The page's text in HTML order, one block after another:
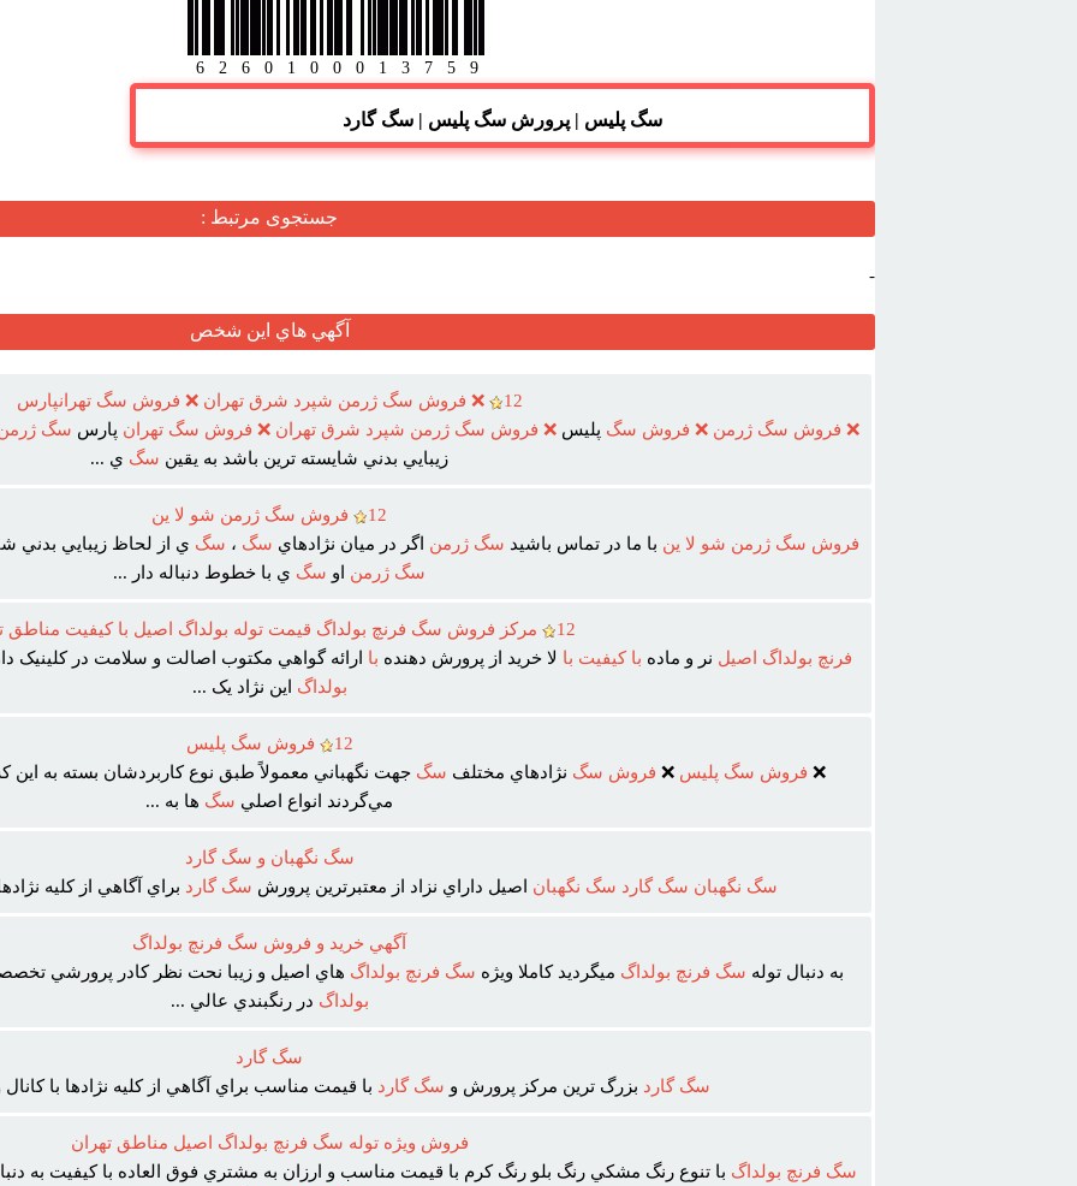
6260100013759
سگ پليس | پرورش سگ پليس | سگ گارد
جستجوی مرتبط :
-
آگهي هاي اين شخص
12
❌ فروش سگ ژرمن شپرد شرق تهران ❌ فروش سگ تهرانپارس
❌ فروش سگ ژرمن ❌ فروش سگ پليس ❌ فروش سگ ژرمن شپرد شرق تهران ❌ فروش سگ تهران پارس سگ
زيبايي بدني شايسته ترين باشد به يقين سگ ي ...
12
فروش سگ ژرمن شو لا ين
فروش سگ ژرمن شو لا ين با ما در تماس باشيد سگ ژرمن اگر در ميان نژادهاي سگ ، سگ ي از لحاظ زيبايي بدني
سگ ژرمن او سگ ي با خطوط دنباله دار ...
12
مرکز فروش سگ فرنچ بولداگ قيمت توله بولداگ اصيل با کيفيت مناطق
فرنچ بولداگ اصيل نر و ماده با کيفيت با لا خريد از پرورش دهنده با ارائه گواهي مکتوب اصالت و سلامت در
بولداگ اين نژاد يک ...
12
فروش سگ پليس
❌ فروش سگ پليس ❌ فروش سگ نژادهاي مختلف سگ جهت نگهباني معمولاً طبق نوع کاربردشان بسته به اين
مي‌گردند انواع اصلي سگ ‌ها به ...
سگ نگهبان و سگ گارد
سگ نگهبان سگ گارد سگ نگهبان اصيل داراي نزاد از معتبرترين پرورش سگ گارد براي آگاهي از کليه
آگهي خريد و فروش سگ فرنچ بولداگ
به دنبال توله سگ فرنچ بولداگ ميگرديد کاملا ويژه سگ فرنچ بولداگ هاي اصيل و زيبا نحت نظر کادر پرورشي
بولداگ در رنگبندي عالي ...
سگ گارد
سگ گارد بزرگ ترين مرکز پرورش و سگ گارد با قيمت مناسب براي آگاهي از کليه نژادها با
فروش ويژه توله سگ فرنچ بولداگ اصيل مناطق تهران
سگ فرنچ بولداگ با تنوع رنگ مشکي رنگ بلو رنگ کرم با قيمت مناسب و ارزان به مشتري فوق العاده با کيفيت به